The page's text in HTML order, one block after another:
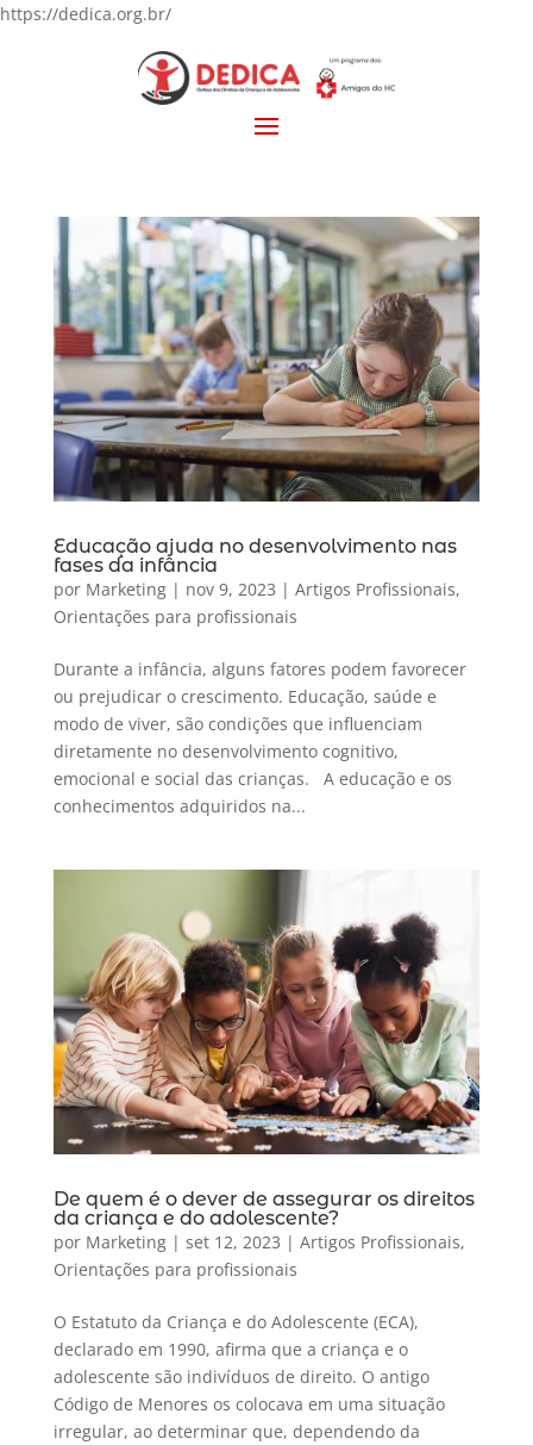
https://dedica.org.br/
Educação ajuda no desenvolvimento nas
fases da infância
por Marketing| nov 9, 2023 | Artigos Profissionais,
Orientações para profissionais
Durante a infância, alguns fatores podem favorecer
ou prejudicar o crescimento. Educação, saúde e
modo de viver, são condições que influenciam
diretamente no desenvolvimento cognitivo,
emocional e social das crianças. A educação e os
conhecimentos adquiridos na...
De quem é o dever de assegurar os direitos
da criança e do adolescente?
por Marketing| set 12, 2023 | Artigos Profissionais,
Orientações para profissionais
O Estatuto da Criança e do Adolescente (ECA),
declarado em 1990, afirma que a criança e o
adolescente são indivíduos de direito. O antigo
Código de Menores os colocava em uma situação
irregular, ao determinar que, dependendo da